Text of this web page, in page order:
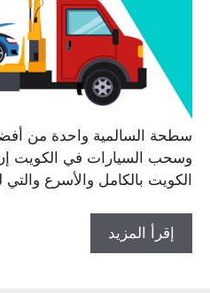
سطحة السالمية واحدة من
وسحب السيارات في الكويت إن
الكويت بالكامل والأسرع والتي
إقرأ المزيد